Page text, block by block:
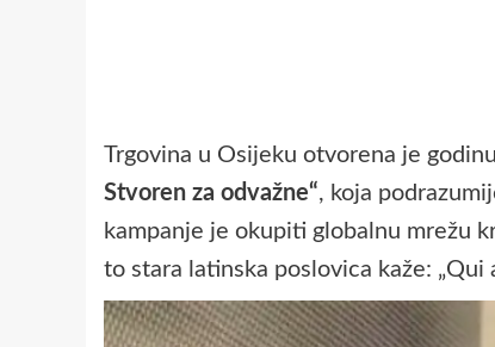
Trgovina u Osijeku otvorena je
Stvoren za odvažne“, koja
kampanje je okupiti globalnu mrežu
to stara latinska poslovica kaže: